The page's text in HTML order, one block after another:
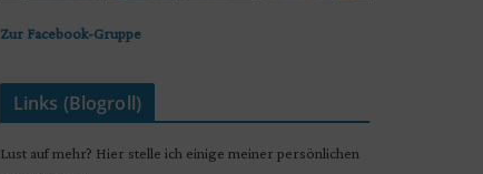
Zur Facebook-Gruppe
Links (Blogroll)
Lust auf mehr? Hier stelle ich einige meiner persönlichen